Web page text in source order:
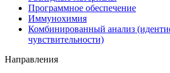
Программное обеспечение
Иммунохимия
Комбинированный анализ
чувствительности)
Направления